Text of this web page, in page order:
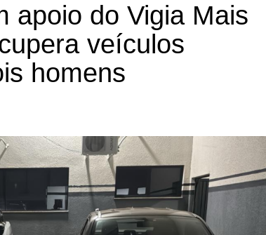
apoio do Vigia Mais
veículos
homens